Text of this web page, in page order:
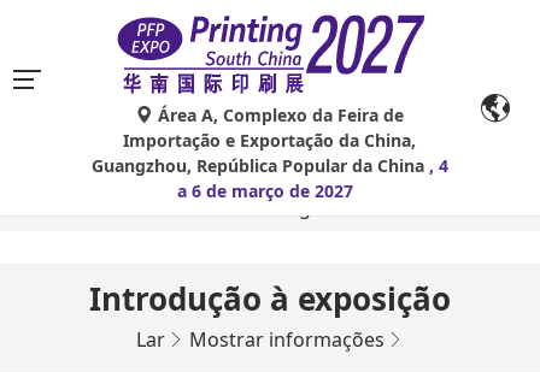
As traduções automáticas do Google Tradutor são
apenas para referência e podem conter imprecisões.
Para quaisquer dúvidas, consulte a versão original
no idioma original.
Área A, Complexo da Feira de
Importação e Exportação da China,
Guangzhou, República Popular da China , 4
a 6 de março de 2027
Introdução à exposição
Lar
Mostrar informações